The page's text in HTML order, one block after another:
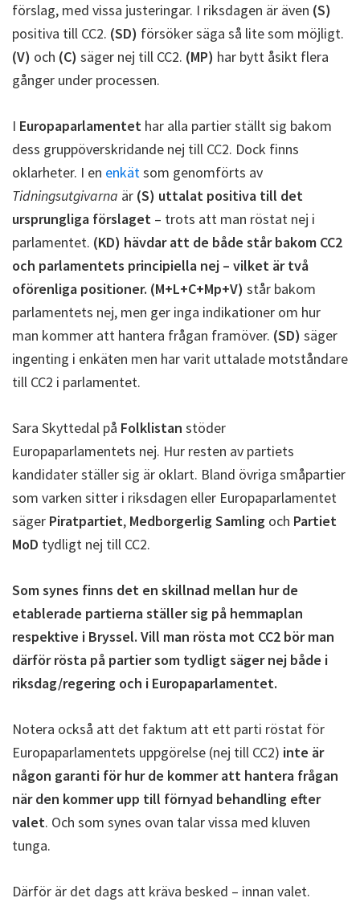
förslag, med vissa justeringar. I riksdagen är även (S)
positiva till CC2. (SD) försöker säga så lite som möjligt.
(V) och (C) säger nej till CC2. (MP) har bytt åsikt flera
gånger under processen.
I Europaparlamentet har alla partier ställt sig bakom
dess gruppöverskridande nej till CC2. Dock finns
oklarheter. I en enkätsom genomförts av
Tidningsutgivarna är (S) uttalat positiva till det
ursprungliga förslaget – trots att man röstat nej i
parlamentet. (KD) hävdar att de både står bakom CC2
och parlamentets principiella nej – vilket är två
oförenliga positioner. (M+L+C+Mp+V) står bakom
parlamentets nej, men ger inga indikationer om hur
man kommer att hantera frågan framöver. (SD) säger
ingenting i enkäten men har varit uttalade motståndare
till CC2 i parlamentet.
Sara Skyttedal på Folklistan stöder
Europaparlamentets nej. Hur resten av partiets
kandidater ställer sig är oklart. Bland övriga småpartier
som varken sitter i riksdagen eller Europaparlamentet
säger Piratpartiet, Medborgerlig Samling och Partiet
MoD tydligt nej till CC2.
Som synes finns det en skillnad mellan hur de
etablerade partierna ställer sig på hemmaplan
respektive i Bryssel. Vill man rösta mot CC2 bör man
därför rösta på partier som tydligt säger nej både i
riksdag/regering och i Europaparlamentet.
Notera också att det faktum att ett parti röstat för
Europaparlamentets uppgörelse (nej till CC2) inte är
någon garanti för hur de kommer att hantera frågan
när den kommer upp till förnyad behandling efter
valet. Och som synes ovan talar vissa med kluven
tunga.
Därför är det dags att kräva besked – innan valet.